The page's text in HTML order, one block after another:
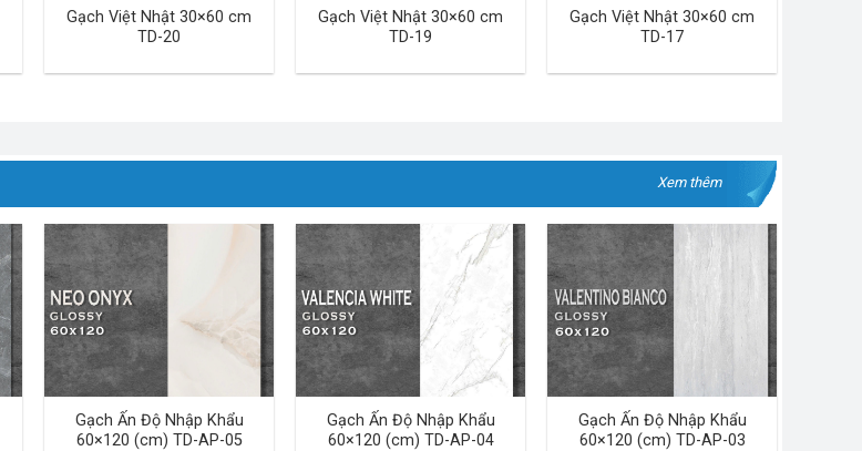
Gạch Việt Nhật 30×60 cm
TD-20
Gạch Việt Nhật 30×60 cm
TD-19
Gạch Việt Nhật 30×60 cm
TD-17
Xem thêm
Gạch Ấn Độ Nhập Khẩu
60×120 (cm) TD-AP-05
Gạch Ấn Độ Nhập Khẩu
60×120 (cm) TD-AP-04
Gạch Ấn Độ Nhập Khẩu
60×120 (cm) TD-AP-03